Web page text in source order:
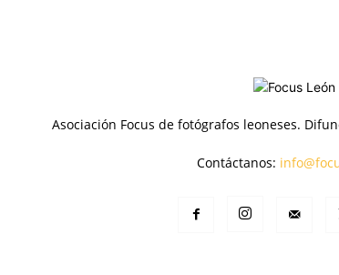
Asociación Focus de fotógrafos leoneses.
Contáctanos: